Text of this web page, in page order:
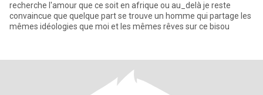
recherche l'amour que ce soit en afrique ou au_delà je reste
convaincue que quelque part se trouve un homme qui partage les
mêmes idéologies que moi et les mêmes rêves sur ce bisou